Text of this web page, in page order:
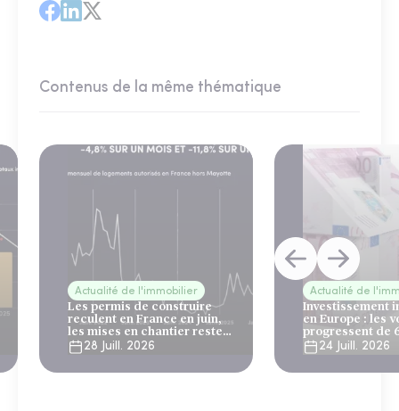
Contenus de la même thématique
Actualité de l'immobilier
Les permis de construire
reculent en France en juin,
les mises en chantier restent
solides
28 Juill. 2026
Actualité de
Investissement
en Europe : les
progressent de
24 Juill. 2026